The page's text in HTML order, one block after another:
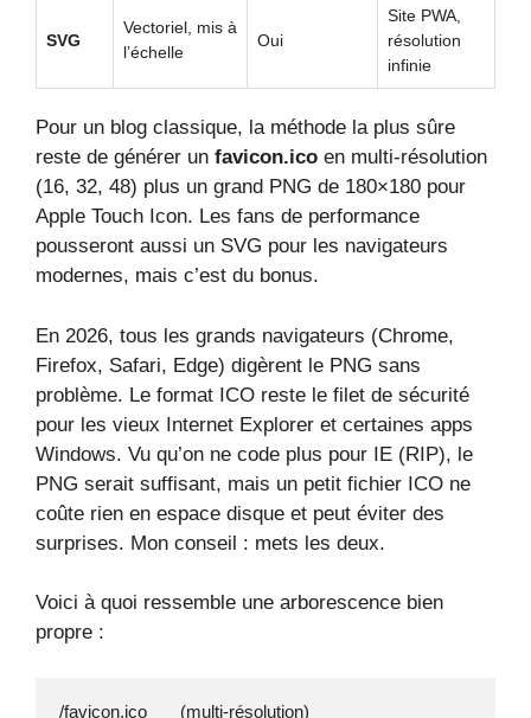
SVG
Vectoriel, mis à
l’échelle
Oui
Site PWA,
résolution
infinie
Pour un blog classique, la méthode la plus sûre
reste de générer un favicon.ico en multi-résolution
(16, 32, 48) plus un grand PNG de 180×180 pour
Apple Touch Icon. Les fans de performance
pousseront aussi un SVG pour les navigateurs
modernes, mais c’est du bonus.
En 2026, tous les grands navigateurs (Chrome,
Firefox, Safari, Edge) digèrent le PNG sans
problème. Le format ICO reste le filet de sécurité
pour les vieux Internet Explorer et certaines apps
Windows. Vu qu’on ne code plus pour IE (RIP), le
PNG serait suffisant, mais un petit fichier ICO ne
coûte rien en espace disque et peut éviter des
surprises. Mon conseil : mets les deux.
Voici à quoi ressemble une arborescence bien
propre :
/favicon.ico       (multi-résolution)